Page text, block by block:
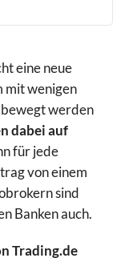
eine neue
mit wenigen
werden
dabei auf
für jede
von einem
sind
Banken auch.
Trading.de